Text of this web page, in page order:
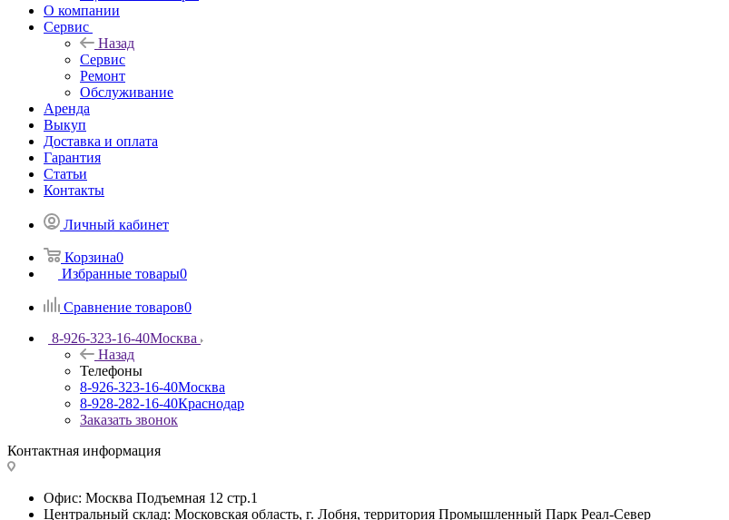
О компании
Сервис
Назад
Сервис
Ремонт
Обслуживание
Аренда
Выкуп
Доставка и оплата
Гарантия
Статьи
Контакты
Личный кабинет
Корзина0
Избранные товары0
Сравнение товаров0
8-926-323-16-40Москва
Назад
Телефоны
8-926-323-16-40Москва
8-928-282-16-40Краснодар
Заказать звонок
Контактная информация
Офис: Москва Подъемная 12 стр.1
Центральный склад: Московская область, г. Лобня, территория Промышленный Парк Реал-Север